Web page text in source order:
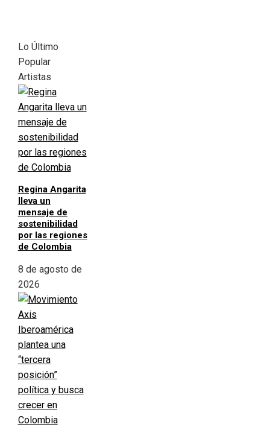
Lo Último
Popular
Artistas
Regina Angarita
lleva un
mensaje de
sostenibilidad
por las regiones
de Colombia
8 de agosto de
2026